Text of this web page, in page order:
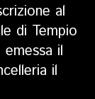
al
di Tempio
emessa il
il